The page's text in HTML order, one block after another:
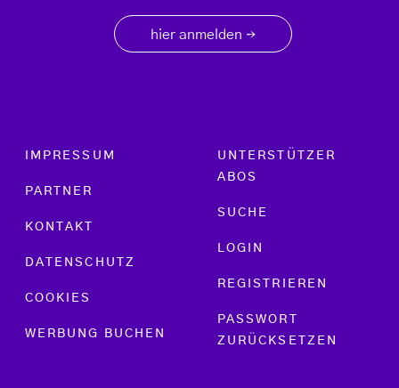
hier anmelden →
Footer menu
IMPRESSUM
PARTNER
KONTAKT
DATENSCHUTZ
COOKIES
WERBUNG BUCHEN
UNTERSTÜTZER
ABOS
SUCHE
LOGIN
REGISTRIEREN
PASSWORT
ZURÜCKSETZEN